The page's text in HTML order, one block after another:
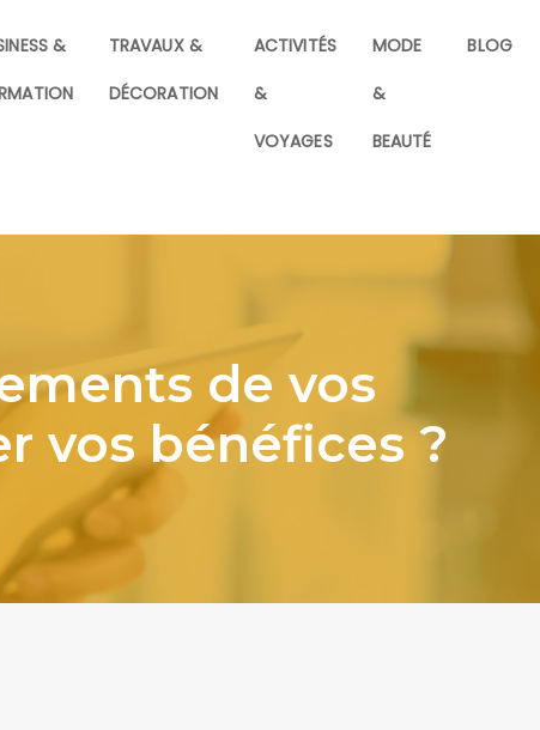
&
TRAVAUX &
DÉCORATION
ACTIVITÉS
&
VOYAGES
MODE
&
BEAUTÉ
BLOG
de vos
vos bénéfices ?